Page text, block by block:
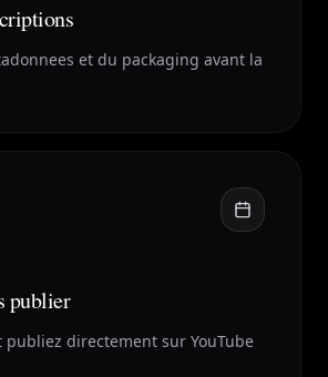
et du packaging avant la
publier
publiez directement sur YouTube